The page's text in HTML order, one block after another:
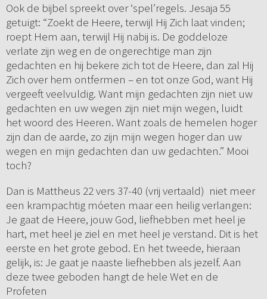
Ook de bijbel spreekt over ‘spel’regels. Jesaja 55
getuigt: “Zoekt de Heere, terwijl Hij Zich laat vinden;
roept Hem aan, terwijl Hij nabij is. De goddeloze
verlate zijn weg en de ongerechtige man zijn
gedachten en hij bekere zich tot de Heere, dan zal Hij
Zich over hem ontfermen – en tot onze God, want Hij
vergeeft veelvuldig. Want mijn gedachten zijn niet uw
gedachten en uw wegen zijn niet mijn wegen, luidt
het woord des Heeren. Want zoals de hemelen hoger
zijn dan de aarde, zo zijn mijn wegen hoger dan uw
wegen en mijn gedachten dan uw gedachten.” Mooi
toch?
Dan is Mattheus 22 vers 37-40 (vrij vertaald) niet meer
een krampachtig móeten maar een heilig verlangen:
Je gaat de Heere, jouw God, liefhebben met heel je
hart, met heel je ziel en met heel je verstand. Dit is het
eerste en het grote gebod. En het tweede, hieraan
gelijk, is: Je gaat je naaste liefhebben als jezelf. Aan
deze twee geboden hangt de hele Wet en de
Profeten